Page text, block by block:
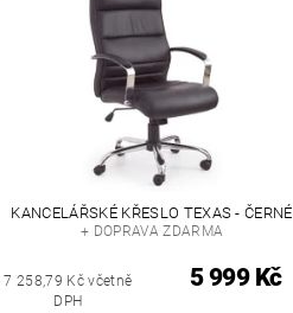
KANCELÁŘSKÉ KŘESLO TEXAS - ČERNÉ
+ DOPRAVA ZDARMA
7 258,79 Kč včetně
DPH
5 999 Kč